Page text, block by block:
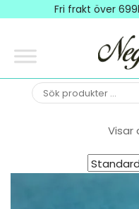
Fri frakt över
Visar